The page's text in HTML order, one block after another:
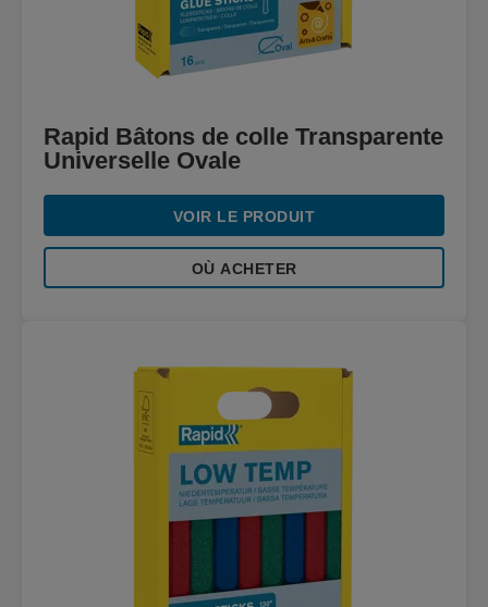
Rapid Bâtons de colle Transparente
Universelle Ovale
VOIR LE PRODUIT
OÙ ACHETER